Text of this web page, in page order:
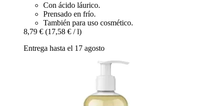
Con ácido láurico.
Prensado en frío.
También para uso cosmético.
8,79 € (17,58 € / l)
Entrega hasta el 17 agosto